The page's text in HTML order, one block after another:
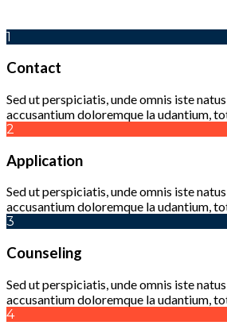
1
Contact
Sed ut perspiciatis, unde omnis iste
accusantium doloremque la udantium,
2
Application
Sed ut perspiciatis, unde omnis iste
accusantium doloremque la udantium,
3
Counseling
Sed ut perspiciatis, unde omnis iste
accusantium doloremque la udantium,
4